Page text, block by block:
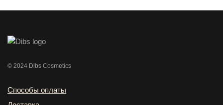
© 2024 Dibs Cosmetics
Способы оплаты